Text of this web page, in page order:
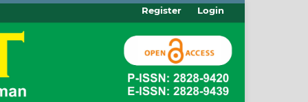
Register Login